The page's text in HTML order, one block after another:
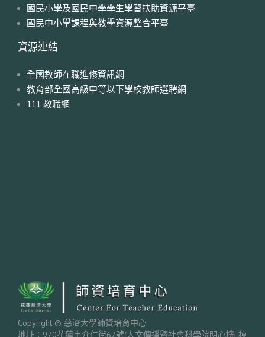
國民小學及國民中學學生學習扶助資源平臺
國民中小學課程與教學資源整合平臺
資源連結
全國教師在職進修資訊網
教育部全國高級中等以下學校教師選聘網
111 教職網
Copyright © 慈濟大學師資培育中心
地址：970花蓮市介仁街67號(人文傳播暨社會科學院明心樓E棟